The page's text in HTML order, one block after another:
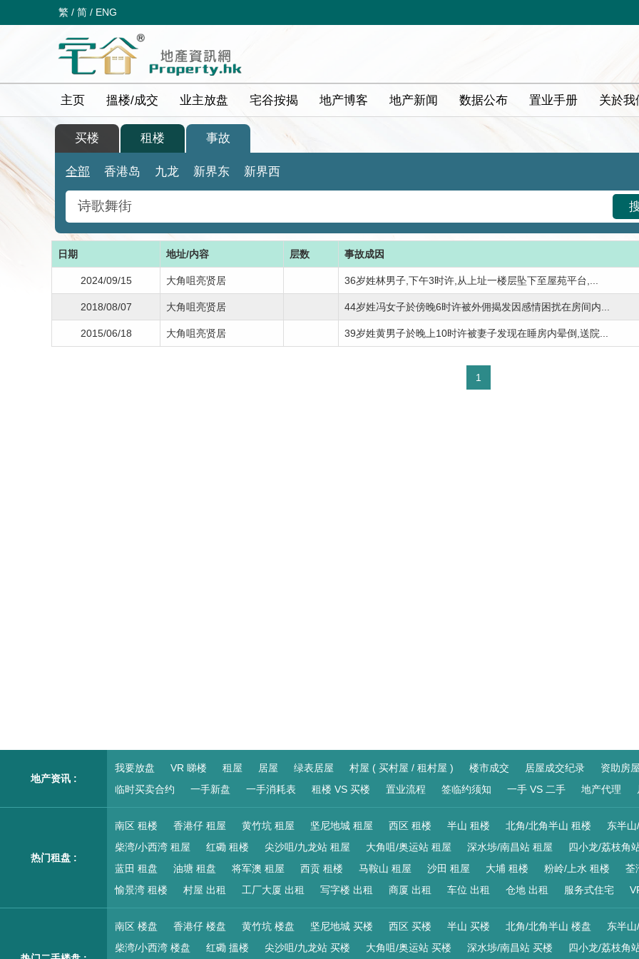
繁 / 简 / ENG
主页 搵楼/成交 业主放盘 宅谷按揭 地产博客 地产新闻 数据公布 置业手册 关於我
买楼 租楼 事故
全部 香港岛 九龙 新界东 新界西
日期 地址/内容 层数 事故成因
2024/09/15 大角咀亮贤居 36岁姓林男子,下午3时许,从上址一楼层坠下至屋苑平台,...
2018/08/07 大角咀亮贤居 44岁姓冯女子於傍晚6时许被外佣揭发因感情困扰在房间内...
2015/06/18 大角咀亮贤居 39岁姓黄男子於晚上10时许被妻子发现在睡房内晕倒,送院...
1
地产资讯 :
我要放盘 VR 睇楼 租屋 居屋 绿表居屋 村屋 ( 买村屋 / 租村屋 ) 楼市成交 居屋成交纪录
资助房
临时买卖合约
一手新盘 一手消耗表 租楼 VS 买楼 置业流程 签临约须知 一手 VS 二手 地产代理
热门租盘 :
南区 租楼 香港仔 租屋 黄竹坑 租屋 坚尼地城 租屋 西区 租楼 半山 租楼 北角/北角半山 租楼
东半
柴湾/小西湾 租屋
红磡 租楼 尖沙咀/九龙站 租屋 大角咀/奥运站 租屋 深水埗/南昌站 租屋
四小龙/荔枝角
蓝田 租盘
油塘 租盘 将军澳 租屋 西贡 租楼 马鞍山 租屋 沙田 租屋 大埔 租楼 粉岭/上水 租楼
荃
愉景湾 租楼
村屋 出租 工厂大厦 出租 写字楼 出租 商厦 出租 车位 出租 仓地 出租 服务式住宅
南区 楼盘 香港仔 楼盘 黄竹坑 楼盘 坚尼地城 买楼 西区 买楼 半山 买楼 北角/北角半山 楼盘
东半
柴湾/小西湾 楼盘
红磡 搵楼 尖沙咀/九龙站 买楼 大角咀/奥运站 买楼 深水埗/南昌站 买楼 四小龙/荔枝角